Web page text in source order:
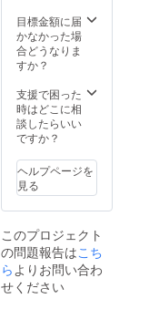
て頂き
ます。
※原材料
の食品
表示は
お届け
商品の
に表記
す。 商
品開封
前には
必ずお
届けの
リター
ンに貼
プロテ
イン
は、毎
送りい
たしま
すが、
ご希望
ば、ま
とめて
送るこ
とも可
す。 詳
細は、
追って
メール
に登録
頂く
メール
致して
いる必
要があ
りま
更した
い場合
には、
ご連絡
だけれ
ば対応
をさせ
て頂き
ます。
から任
意で追
加出来
ます。
造フル
カスタ
ムは、
追加栄
種類ま
で追加
出来ま
す。
reの
メール
アドレ
スと、
サイト
目標金額に届
かなかった場
合どうなりま
すか？
支援で困った
時はどこに相
談したらいい
ですか？
ヘルプページを
見る
このプロジェクト
の問題報告はこち
ら よりお問い合わ
せください